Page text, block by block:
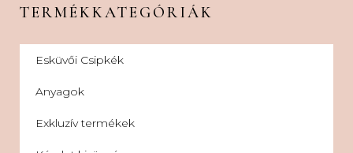
TERMÉKKATEGÓRIÁK
Esküvői Csipkék
Anyagok
Exkluzív termékek